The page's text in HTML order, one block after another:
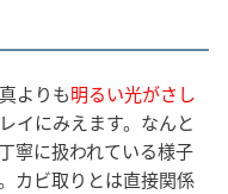
よりも明るい光がさし
イにみえます。なんと
寧に扱われている様子
カビ取りとは直接関係